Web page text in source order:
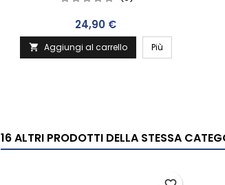
Prezzo
24,90 €
 Aggiungi al carrello Più
16 ALTRI PRODOTTI DELLA STESSA